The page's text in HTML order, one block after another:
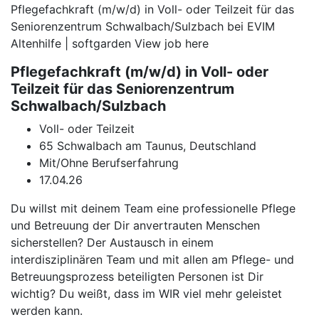
Pflegefachkraft (m/w/d) in Voll- oder Teilzeit für das
Seniorenzentrum Schwalbach/Sulzbach bei EVIM
Altenhilfe | softgarden View job here
Pflegefachkraft (m/w/d) in Voll- oder
Teilzeit für das Seniorenzentrum
Schwalbach/Sulzbach
Voll- oder Teilzeit
65 Schwalbach am Taunus, Deutschland
Mit/Ohne Berufserfahrung
17.04.26
Du willst mit deinem Team eine professionelle Pflege
und Betreuung der Dir anvertrauten Menschen
sicherstellen? Der Austausch in einem
interdisziplinären Team und mit allen am Pflege- und
Betreuungsprozess beteiligten Personen ist Dir
wichtig? Du weißt, dass im WIR viel mehr geleistet
werden kann.